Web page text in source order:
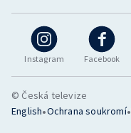
Instagram Facebook
© Česká televize
English•Ochrana soukromí•